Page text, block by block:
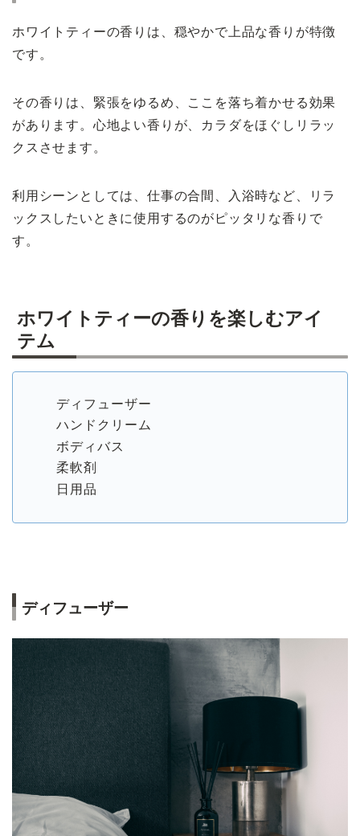
ホワイトティーの香りは、穏やかで上品な香りが特徴
です。
その香りは、緊張をゆるめ、ここを落ち着かせる効果
があります。心地よい香りが、カラダをほぐしリラッ
クスさせます。
利用シーンとしては、仕事の合間、入浴時など、リラ
ックスしたいときに使用するのがピッタリな香りで
す。
ホワイトティーの香りを楽しむアイ
テム
ディフューザー
ハンドクリーム
ボディバス
柔軟剤
日用品
ディフューザー